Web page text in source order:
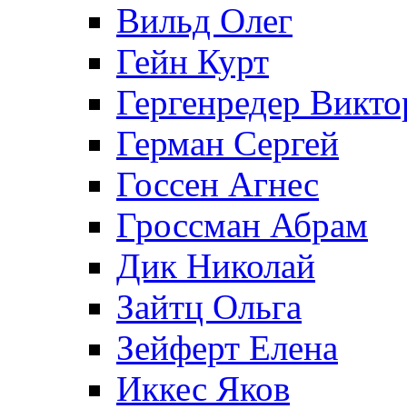
Вильд Олег
Гейн Курт
Гергенредер
Герман Сергей
Госсен Агнес
Гроссман Абрам
Дик Николай
Зайтц Ольга
Зейферт Елена
Иккес Яков